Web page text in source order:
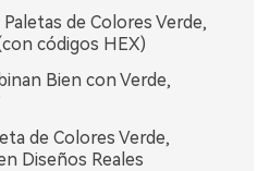
de Colores Verde,
códigos HEX)
Bien con Verde,
de Colores Verde,
Diseños Reales